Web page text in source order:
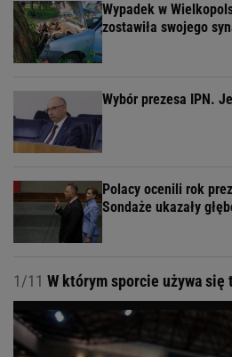
Wypadek w
zostawiła swojego
Wybór prezesa IPN.
Polacy ocenili rok
Sondaże ukazały
1/11 W którym sporcie używa się